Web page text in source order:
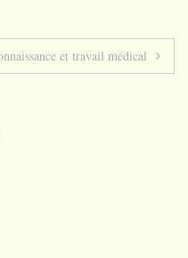
et travail médical